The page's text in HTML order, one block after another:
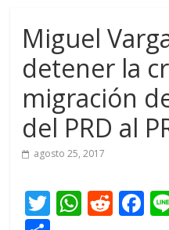
Miguel
detener la
migración
del PRD al
agosto 25, 2017
T W R F